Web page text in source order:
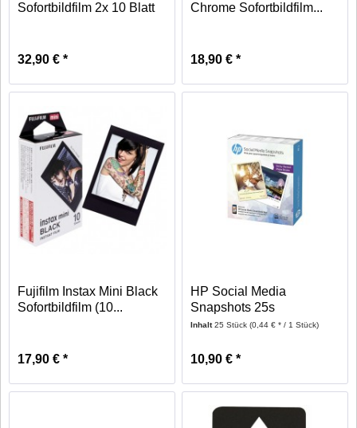
Sofortbildfilm 2x 10 Blatt
32,90 € *
Chrome Sofortbildfilm...
18,90 € *
Fujifilm Instax Mini Black
Sofortbildfilm (10...
17,90 € *
HP Social Media
Snapshots 25s
10x13cm...
Inhalt25 Stück(0,44 € * / 1 Stück)
10,90 € *